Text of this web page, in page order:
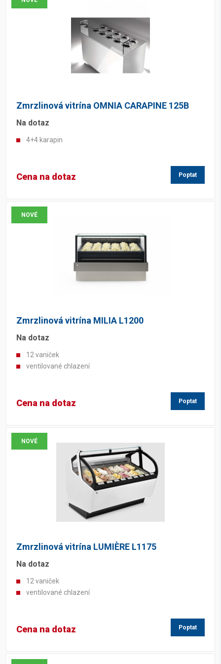
Zmrzlinová vitrína OMNIA CARAPINE 125B
Na dotaz
4+4 karapin
Cena na dotaz Poptat
NOVÉ
Zmrzlinová vitrína MILIA L1200
Na dotaz
12 vaniček
ventilované chlazení
Cena na dotaz Poptat
NOVÉ
Zmrzlinová vitrína LUMIÈRE L1175
Na dotaz
12 vaniček
ventilované chlazení
Cena na dotaz Poptat